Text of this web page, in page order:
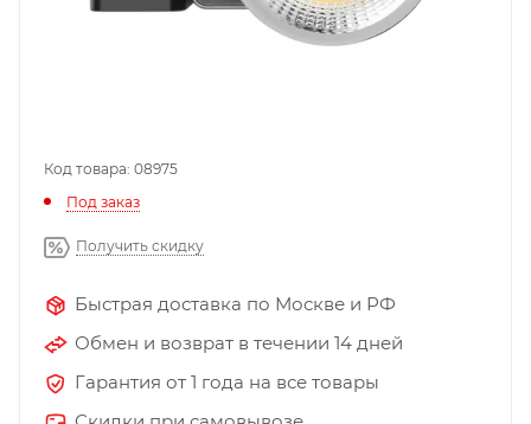
Код товара: 08975
Под заказ
Получить скидку
Быстрая доставка по Москве и РФ
Обмен и возврат в течении 14 дней
Гарантия от 1 года на все товары